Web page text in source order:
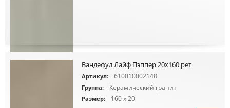
Вандефул Лайф Пэппер 20х160 рет
Артикул: 610010002148
Группа: Керамический гранит
Размер: 160 x 20